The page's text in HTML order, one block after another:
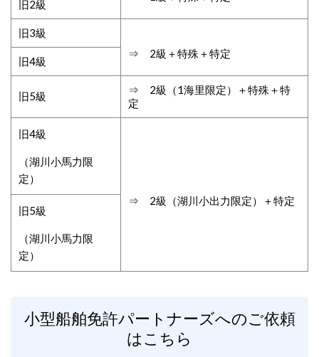
旧2級
旧3級
⇒ 2級＋特殊＋特定
旧4級
旧5級
⇒ 2級（1海里限定）＋特殊＋特
定
旧4級
（湖川小馬力限
定）
⇒ 2級（湖川小出力限定）＋特定
旧5級
（湖川小馬力限
定）
小型船舶免許パートナーズへのご依頼
はこちら